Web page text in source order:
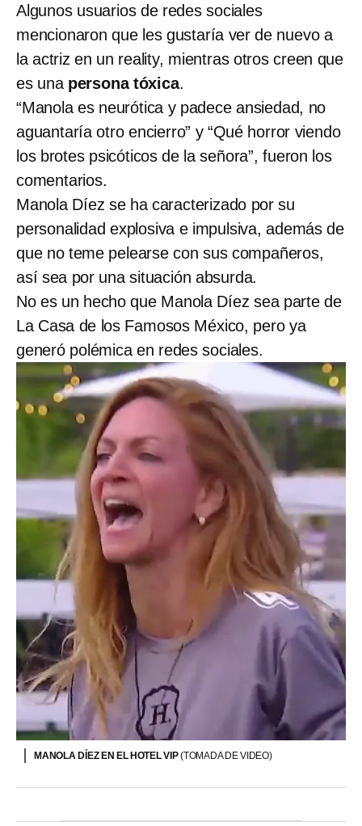
Algunos usuarios de redes sociales
mencionaron que les gustaría ver de nuevo a
la actriz en un reality, mientras otros creen que
es una persona tóxica.
“Manola es neurótica y padece ansiedad, no
aguantaría otro encierro” y “Qué horror viendo
los brotes psicóticos de la señora”, fueron los
comentarios.
Manola Díez se ha caracterizado por su
personalidad explosiva e impulsiva, además de
que no teme pelearse con sus compañeros,
así sea por una situación absurda.
No es un hecho que Manola Díez sea parte de
La Casa de los Famosos México, pero ya
generó polémica en redes sociales.
MANOLA DÍEZ EN EL HOTEL VIP(TOMADA DE VIDEO)